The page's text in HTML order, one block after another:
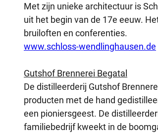
Met zijn unieke architectuur is
uit het begin van de 17e eeuw.
bruiloften en conferenties.
www.schloss-wendlinghausen.de
Gutshof Brennerei Begatal
De distilleerderij Gutshof
producten met de hand
een pioniersgeest. De
familiebedrijf kweekt in de